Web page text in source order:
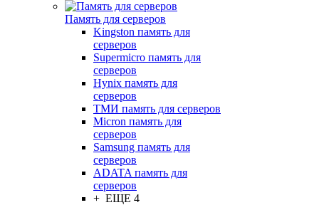
Память для серверов
Kingston память для
серверов
Supermicro память для
серверов
Hynix память для
серверов
ТМИ память для серверов
Micron память для
серверов
Samsung память для
серверов
ADATA память для
серверов
+ ЕЩЕ 4